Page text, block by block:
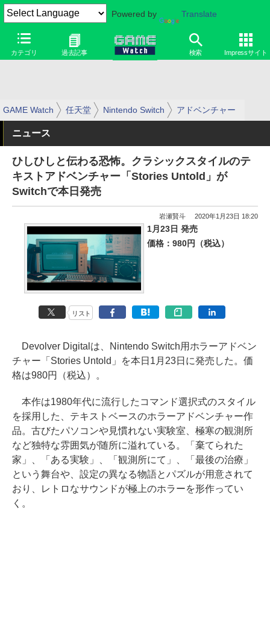
Powered by Translate
カテゴリ 過去記事 検索 Impressサイト
GAME Watch 任天堂 Nintendo Switch アドベンチャー
ニュース
ひしひしと伝わる恐怖。クラシックスタイルのテ
キストアドベンチャー「Stories Untold」が
Switchで本日発売
岩瀬賢斗 2020年1月23日 18:20
1月23日 発売
価格：980円（税込）
リスト
Devolver Digitalは、Nintendo Switch用ホラーアドベン
チャー「Stories Untold」を本日1月23日に発売した。価
格は980円（税込）。
本作は1980年代に流行したコマンド選択式のスタイル
を採用した、テキストベースのホラーアドベンチャー作
品。古びたパソコンや見慣れない実験室、極寒の観測所
など独特な雰囲気が随所に溢れている。「棄てられた
家」、「ある実験」、「観測所にて」、「最後の治療」
という舞台や、設定の異なる物語とパズルが用意されて
おり、レトロなサウンドが極上のホラーを形作ってい
く。